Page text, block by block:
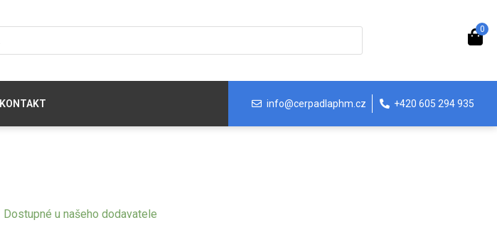
0
KONTAKT info@cerpadlaphm.cz +420 605 294 935
Dostupné u našeho dodavatele